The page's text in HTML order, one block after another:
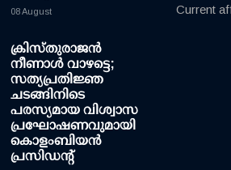
08 August
ക്രിസ്തുരാജൻ
നീണാൾ വാഴട്ടെ;
സത്യപ്രതിജ്ഞ
ചടങ്ങിനിടെ
പരസ്യമായ വിശ്വാസ
പ്രഘോഷണവുമായി
കൊളംബിയൻ
പ്രസിഡന്റ്
Current